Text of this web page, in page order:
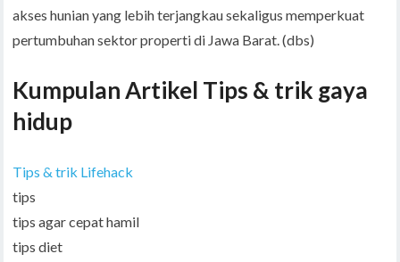
akses hunian yang lebih terjangkau sekaligus memperkuat
pertumbuhan sektor properti di Jawa Barat. (dbs)
Kumpulan Artikel Tips & trik gaya
hidup
Tips & trik Lifehack
tips
tips agar cepat hamil
tips diet